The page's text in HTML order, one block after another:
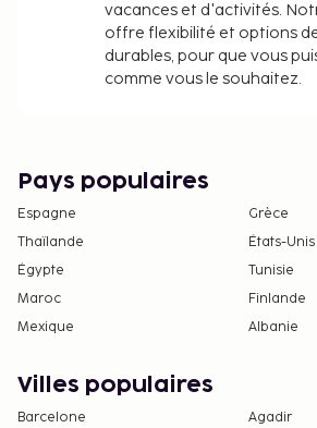
vacances et d'activités.
offre flexibilité et options
durables, pour que vous
comme vous le souhaitez.
Pays populaires
Espagne
Grèce
Thaïlande
États-
Égypte
Tunisie
Maroc
Finlande
Mexique
Albanie
Villes populaires
Barcelone
Agadir